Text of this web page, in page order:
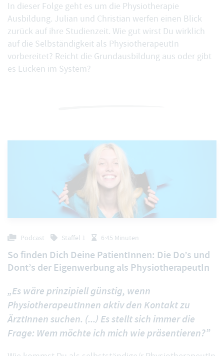
In dieser Folge geht es um die Physiotherapie
Ausbildung. Julian und Christian werfen einen Blick
zurück auf ihre Studienzeit. Wie gut wirst Du wirklich
auf die Selbständigkeit als PhysiotherapeutIn
vorbereitet? Reicht die Grundausbildung aus oder gibt
es Lücken im System?
Podcast Staffel 1 6:45 Minuten
So finden Dich Deine PatientInnen: Die Do’s und
Dont’s der Eigenwerbung als PhysiotherapeutIn
„Es wäre prinzipiell günstig, wenn
PhysiotherapeutInnen aktiv den Kontakt zu
ÄrztInnen suchen. (...) Es stellt sich immer die
Frage: Wem möchte ich mich wie präsentieren?”